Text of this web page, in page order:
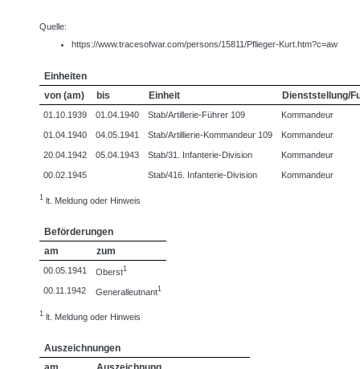
Quelle:
https://www.tracesofwar.com/persons/15811/Pflieger-Kurt.htm?c=aw
Einheiten
von (am)
bis Einheit Dienststellung/
01.10.1939 01.04.1940 Stab/Artillerie-Führer 109 Kommandeur
01.04.1940 04.05.1941 Stab/Artillierie-Kommandeur 109 Kommandeur
20.04.1942 05.04.1943 Stab/31. Infanterie-Division Kommandeur
00.02.1945 Stab/416. Infanterie-Division Kommandeur
1 lt. Meldung oder Hinweis
Beförderungen
am
zum
00.05.1941 Oberst1
00.11.1942 Generalleutnant1
1 lt. Meldung oder Hinweis
Auszeichnungen
am
Auszeichnung